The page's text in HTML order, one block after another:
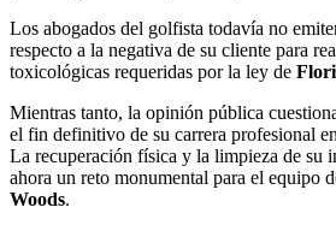
Los abogados del golfista todavía no
respecto a la negativa de su cliente para
toxicológicas requeridas por la ley de
Mientras tanto, la opinión pública
el fin definitivo de su carrera profesional
La recuperación física y la limpieza de su
ahora un reto monumental para el equipo
Woods.